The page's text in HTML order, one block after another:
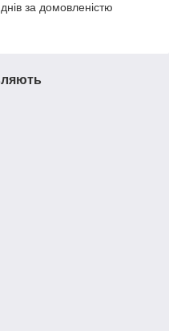
за домовленістю